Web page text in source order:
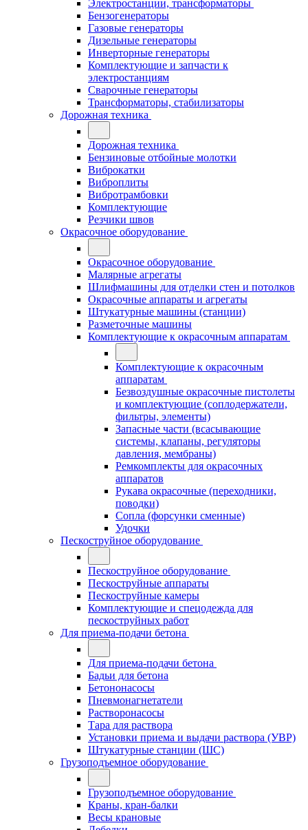
Электростанции, трансформаторы
Бензогенераторы
Газовые генераторы
Дизельные генераторы
Инверторные генераторы
Комплектующие и запчасти к
электростанциям
Сварочные генераторы
Трансформаторы, стабилизаторы
Дорожная техника
Дорожная техника
Бензиновые отбойные молотки
Виброкатки
Виброплиты
Вибротрамбовки
Комплектующие
Резчики швов
Окрасочное оборудование
Окрасочное оборудование
Малярные агрегаты
Шлифмашины для отделки стен и потолков
Окрасочные аппараты и агрегаты
Штукатурные машины (станции)
Разметочные машины
Комплектующие к окрасочным аппаратам
Комплектующие к окрасочным
аппаратам
Безвоздушные окрасочные пистолеты
и комплектующие (соплодержатели,
фильтры, элементы)
Запасные части (всасывающие
системы, клапаны, регуляторы
давления, мембраны)
Ремкомплекты для окрасочных
аппаратов
Рукава окрасочные (переходники,
поводки)
Сопла (форсунки сменные)
Удочки
Пескоструйное оборудование
Пескоструйное оборудование
Пескоструйные аппараты
Пескоструйные камеры
Комплектующие и спецодежда для
пескоструйных работ
Для приема-подачи бетона
Для приема-подачи бетона
Бадьи для бетона
Бетононасосы
Пневмонагнетатели
Растворонасосы
Тара для раствора
Установки приема и выдачи раствора (УВР)
Штукатурные станции (ШС)
Грузоподъемное оборудование
Грузоподъемное оборудование
Краны, кран-балки
Весы крановые